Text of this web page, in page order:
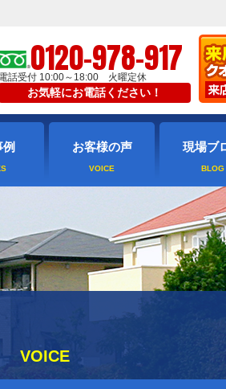
0120-978-917
電話受付 10:00～18:00 火曜定休
お気軽にお電話ください！
お客様の声 現場ブ
VOICE